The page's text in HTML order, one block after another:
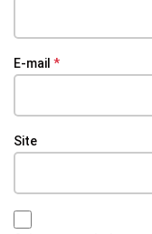
E-mail *
Site